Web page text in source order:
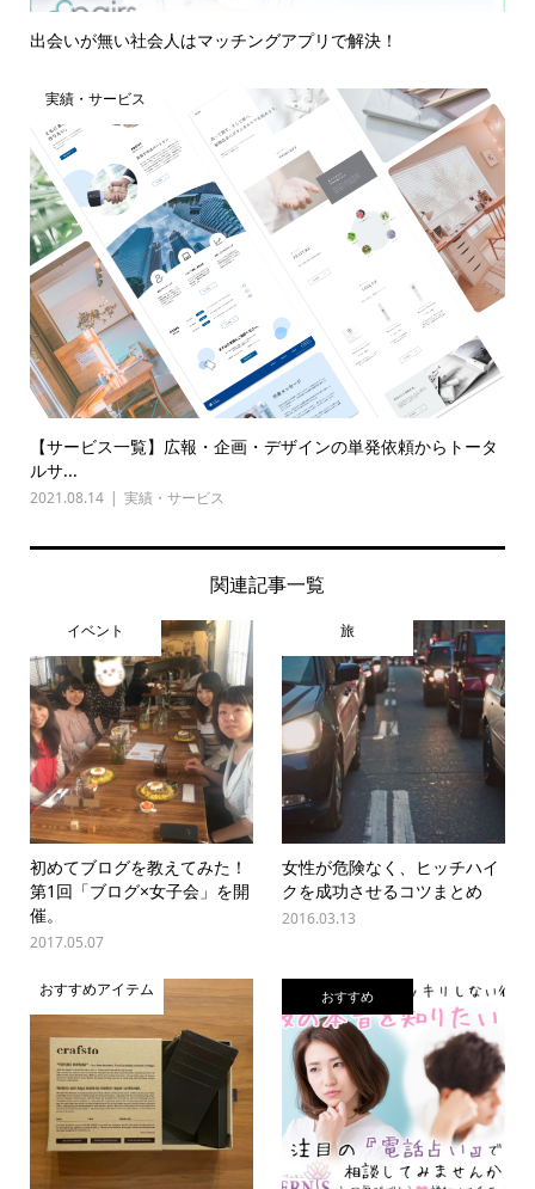
出会いが無い社会人はマッチングアプリで解決！
実績・サービス
【サービス一覧】広報・企画・デザインの単発依頼からトータ
ルサ...
2021.08.14 実績・サービス
関連記事一覧
イベント
初めてブログを教えてみた！
第1回「ブログ×女子会」を開
催。
2017.05.07
旅
女性が危険なく、ヒッチハイ
クを成功させるコツまとめ
2016.03.13
おすすめアイテム おすすめ